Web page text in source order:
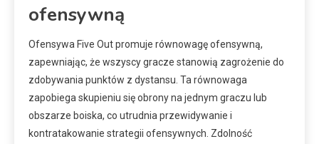
ofensywną
Ofensywa Five Out promuje równowagę ofensywną,
zapewniając, że wszyscy gracze stanowią zagrożenie do
zdobywania punktów z dystansu. Ta równowaga
zapobiega skupieniu się obrony na jednym graczu lub
obszarze boiska, co utrudnia przewidywanie i
kontratakowanie strategii ofensywnych. Zdolność